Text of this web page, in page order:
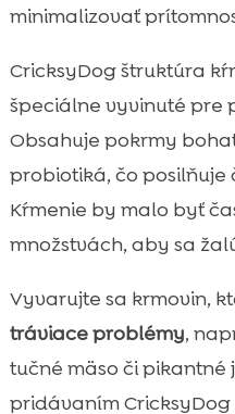
minimalizovať
CricksyDog štruktúra
špeciálne vyvinuté pre
Obsahuje pokrmy
probiotiká, čo posilňuje
Kŕmenie by malo byť
množstvách, aby sa
Vyvarujte sa krmovin,
tráviace problémy,
tučné mäso či pikantné
pridávaním